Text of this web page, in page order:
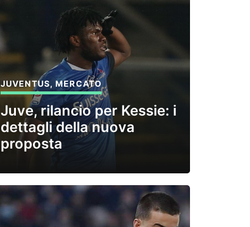
JUVENTUS,MERCATO
Juve, rilancio per Kessie: i
dettagli della nuova
proposta